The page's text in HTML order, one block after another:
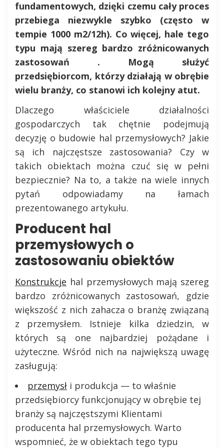
fundamentowych, dzięki czemu cały proces
przebiega niezwykle szybko (często w
tempie 1000 m2/12h). Co więcej, hale tego
typu mają szereg bardzo zróżnicowanych
zastosowań . Mogą służyć
przedsiębiorcom, którzy działają w obrębie
wielu branży, co stanowi ich kolejny atut.
Dlaczego właściciele działalności
gospodarczych tak chętnie podejmują
decyzję o budowie hal przemysłowych? Jakie
są ich najczęstsze zastosowania? Czy w
takich obiektach można czuć się w pełni
bezpiecznie? Na to, a także na wiele innych
pytań odpowiadamy na łamach
prezentowanego artykułu.
Producent hal
przemysłowych o
zastosowaniu obiektów
Konstrukcje hal przemysłowych mają szereg
bardzo zróżnicowanych zastosowań, gdzie
większość z nich zahacza o branżę związaną
z przemysłem. Istnieje kilka dziedzin, w
których są one najbardziej pożądane i
użyteczne. Wśród nich na największą uwagę
zasługują:
przemysł i produkcja — to właśnie
przedsiębiorcy funkcjonujący w obrębie tej
branży są najczęstszymi Klientami
producenta hal przemysłowych. Warto
wspomnieć, że w obiektach tego typu